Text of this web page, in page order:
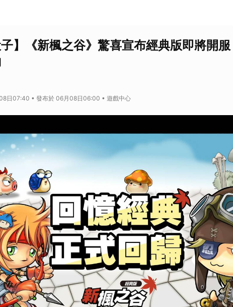
子】《新楓之谷》驚喜宣布經典版即將開
日07:40 • 發布於 06月08日06:00 • 遊戲中心